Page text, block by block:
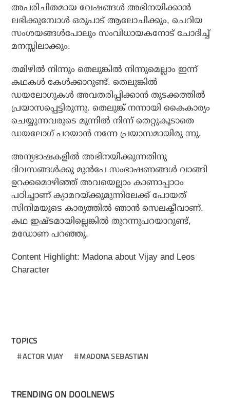
അപരിചിതമായ വേഷങ്ങള്‍ അഭിനയിക്കാന്‍
ലഭിക്കുമ്പോള്‍ ഒരുപാട് ആലോചിക്കും, ചെറിയ
സംശയങ്ങള്‍പോലും സംവിധായകനോട് ചോദിച്ച്
മനസ്സിലാക്കും.
തമിഴില്‍ നിന്നും തെലുങ്കില്‍ നിന്നുമെല്ലാം ഇന്ന്
കഥകള്‍ കേള്‍ക്കാറുണ്ട്. തെലുങ്കില്‍
ഡയലോഗുകള്‍ അവതരിപ്പിക്കാന്‍ തുടക്കത്തില്‍
പ്രയാസപ്പെട്ടിരുന്നു. തെലുങ്ക് നന്നായി കൈകാര്യം
ചെയ്യുന്നവരുടെ മുന്നില്‍ നിന്ന് തെറ്റുകൂടാതെ
ഡയലോഗ് പറയാന്‍ നന്നേ പ്രയാസമായിരു ന്നു.
അന്യഭാഷകളില്‍ അഭിനയിക്കുന്നതിനു
ദിവസങ്ങള്‍ക്കു മുന്‍പേ സംഭാഷണങ്ങള്‍ വാങ്ങി
ഉറക്കമൊഴിഞ്ഞ് അവയെല്ലാം കാണാപ്പാഠം
പഠിച്ചാണ് ക്യാമറയ്ക്കുമുന്നിലേക്ക് പോയത്
സിനിമയുടെ കാര്യത്തില്‍ ഞാന്‍ സെലക്ടീവാണ്.
കഥ ഇഷ്ടമായില്ലെങ്കില്‍ തുറന്നുപറയാറുണ്ട്,
മഡോണ പറഞ്ഞു.
Content Highlight: Madona about Vijay and Leos
Character
TOPICS
ACTOR VIJAY MADONA SEBASTIAN
TRENDING ON DOOLNEWS